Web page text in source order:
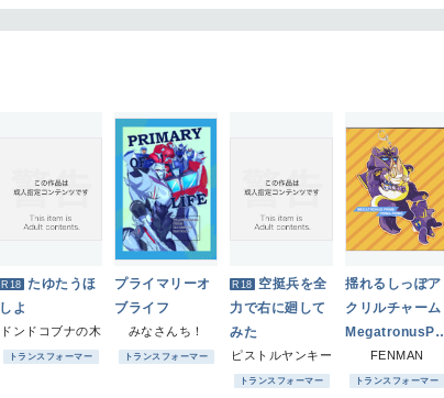
R18 たゆたうほ
しよ
ドンドコブナの木
トランスフォーマー
プライマリーオ
ブライフ
みなさんち！
トランスフォーマー
R18 空挺兵を全
力で右に廻して
みた
ピストルヤンキー
トランスフォーマー
揺れるしっぽア
クリルチャーム
MegatronusPri
me+PrimaPrim
FENMAN
トランスフォーマー